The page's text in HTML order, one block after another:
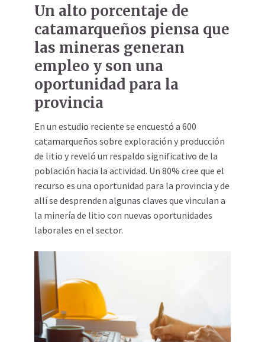
Un alto porcentaje de
catamarqueños piensa que
las mineras generan
empleo y son una
oportunidad para la
provincia
En un estudio reciente se encuestó a 600
catamarqueños sobre exploración y producción
de litio y reveló un respaldo significativo de la
población hacia la actividad. Un 80% cree que el
recurso es una oportunidad para la provincia y de
allí se desprenden algunas claves que vinculan a
la minería de litio con nuevas oportunidades
laborales en el sector.